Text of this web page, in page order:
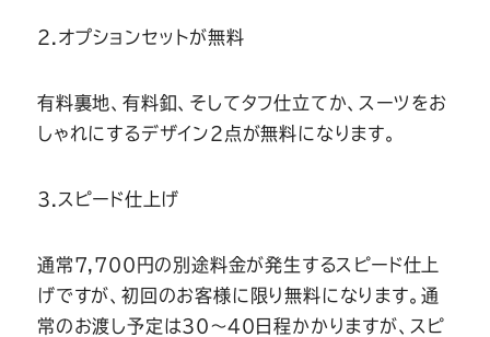
2.オプションセットが無料
有料裏地、有料釦、そしてタフ仕立てか、スーツをお
しゃれにするデザイン2点が無料になります。
3.スピード仕上げ
通常7,700円の別途料金が発生するスピード仕上
げですが、初回のお客様に限り無料になります。通
常のお渡し予定は30～40日程かかりますが、スピ